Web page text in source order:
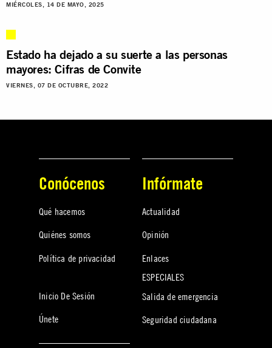
MIÉRCOLES, 14 DE MAYO, 2025
Estado ha dejado a su suerte a las personas
mayores: Cifras de Convite
VIERNES, 07 DE OCTUBRE, 2022
Conócenos
Qué hacemos
Quiénes somos
Política de privacidad
Inicio De Sesión
Únete
Infórmate
Actualidad
Opinión
Enlaces
ESPECIALES
Salida de emergencia
Seguridad ciudadana